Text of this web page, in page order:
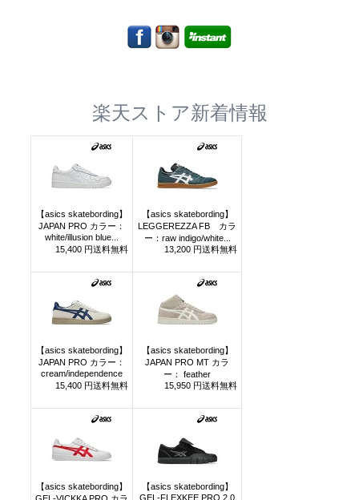
楽天ストア新着情報